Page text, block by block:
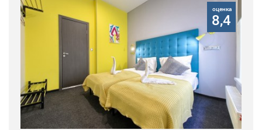
оценка
8,4